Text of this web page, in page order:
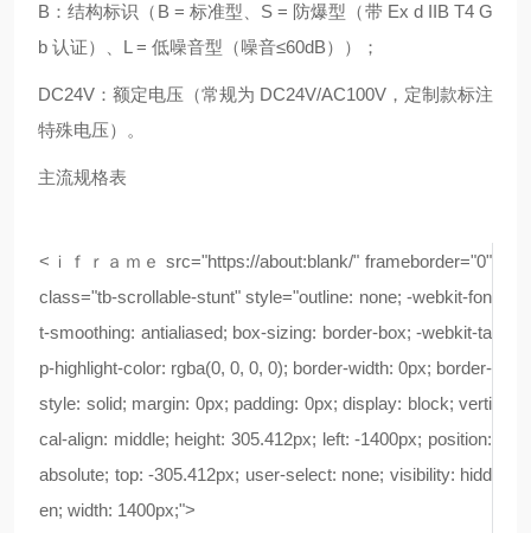
B：结构标识（B = 标准型、S = 防爆型（带 Ex d IIB T4 G
b 认证）、L = 低噪音型（噪音≤60dB））；
DC24V：额定电压（常规为 DC24V/AC100V，定制款标注
特殊电压）。
主流规格表
<ｉｆｒａｍｅ src="https://about:blank/" frameborder="0"
class="tb-scrollable-stunt" style="outline: none; -webkit-fon
t-smoothing: antialiased; box-sizing: border-box; -webkit-ta
p-highlight-color: rgba(0, 0, 0, 0); border-width: 0px; border-
style: solid; margin: 0px; padding: 0px; display: block; verti
cal-align: middle; height: 305.412px; left: -1400px; position:
absolute; top: -305.412px; user-select: none; visibility: hidd
en; width: 1400px;">